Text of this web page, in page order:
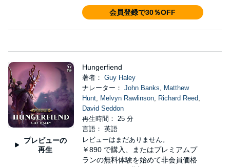
会員登録で30％OFF
プレビューの
再生
Hungerfiend
著者： Guy Haley
ナレーター： John Banks, Matthew
Hunt, Melvyn Rawlinson, Richard Reed,
David Seddon
再生時間： 25 分
言語： 英語
レビューはまだありません。
￥890 で購入、またはプレミアムプ
ランの無料体験を始めて非会員価格